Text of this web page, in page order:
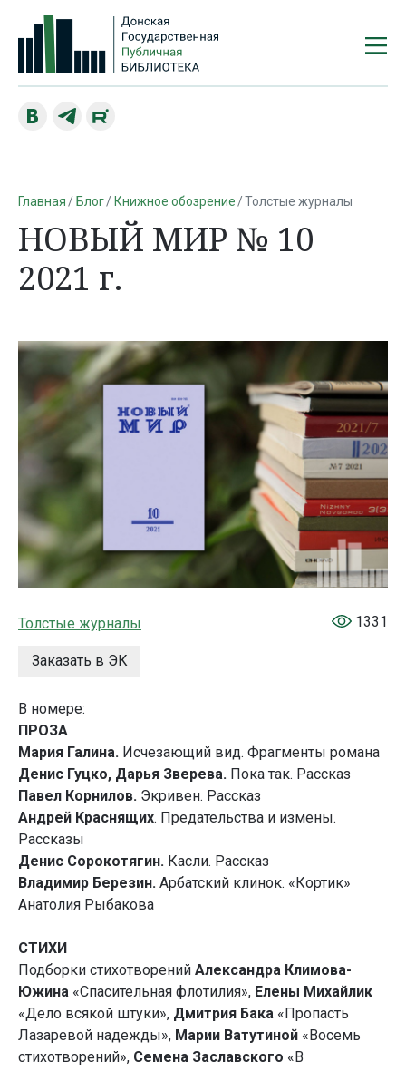
Главная Блог Книжное обозрение Толстые журналы
НОВЫЙ МИР № 10
2021 г.
Толстые журналы
Заказать в ЭК
1331
В номере:
ПРОЗА
Мария Галина. Исчезающий вид. Фрагменты романа
Денис Гуцко, Дарья Зверева. Пока так. Рассказ
Павел Корнилов. Экривен. Рассказ
Андрей Краснящих. Предательства и измены.
Рассказы
Денис Сорокотягин. Касли. Рассказ
Владимир Березин. Арбатский клинок. «Кортик»
Анатолия Рыбакова
СТИХИ
Подборки стихотворений Александра Климова-
Южина «Спасительная флотилия», Елены Михайлик
«Дело всякой штуки», Дмитрия Бака «Пропасть
Лазаревой надежды», Марии Ватутиной «Восемь
стихотворений», Семена Заславского «В